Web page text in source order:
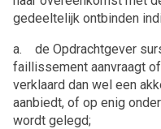
gedeeltelijk ontbinden
a. de Opdrachtgever
faillissement aanvraagt
verklaard dan wel een
aanbiedt, of op enig
wordt gelegd;